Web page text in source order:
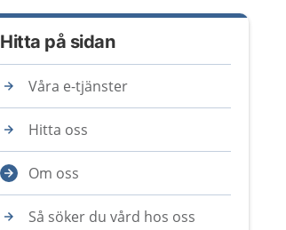
Hitta på sidan
Våra e-tjänster
Hitta oss
Om oss
Så söker du vård hos oss